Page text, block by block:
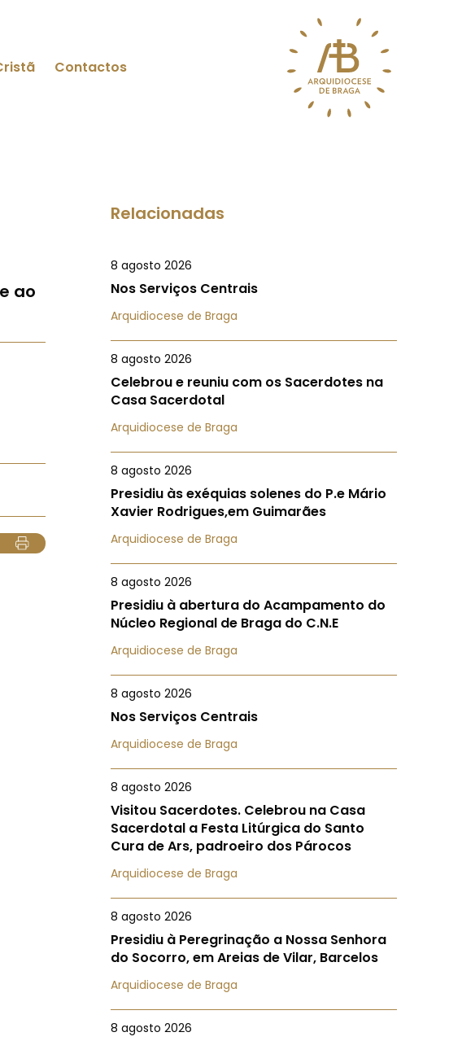
Contactos
ao
Relacionadas
8 agosto 2026
Nos Serviços Centrais
Arquidiocese de Braga
8 agosto 2026
Celebrou e reuniu com os Sacerdotes na
Casa Sacerdotal
Arquidiocese de Braga
8 agosto 2026
Presidiu às exéquias solenes do P.e Mário
Xavier Rodrigues,em Guimarães
Arquidiocese de Braga
8 agosto 2026
Presidiu à abertura do Acampamento do
Núcleo Regional de Braga do C.N.E
Arquidiocese de Braga
8 agosto 2026
Nos Serviços Centrais
Arquidiocese de Braga
8 agosto 2026
Visitou Sacerdotes. Celebrou na Casa
Sacerdotal a Festa Litúrgica do Santo
Cura de Ars, padroeiro dos Párocos
Arquidiocese de Braga
8 agosto 2026
Presidiu à Peregrinação a Nossa Senhora
do Socorro, em Areias de Vilar, Barcelos
Arquidiocese de Braga
8 agosto 2026